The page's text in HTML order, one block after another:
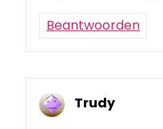
Beantwoorden
Trudy